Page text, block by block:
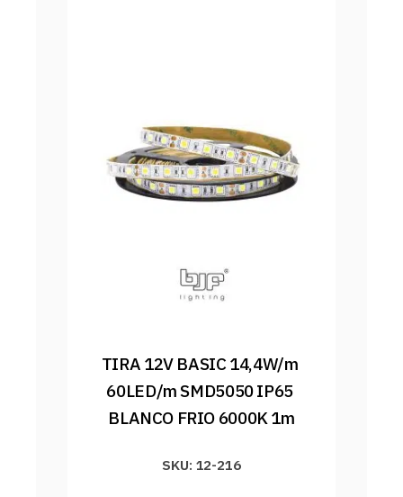
TIRA 12V BASIC 14,4W/m
60LED/m SMD5050 IP65
BLANCO FRIO 6000K 1m
SKU: 12-216